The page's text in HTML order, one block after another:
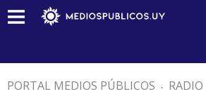
PORTAL MEDIOS PÚBLICOS . RADIO